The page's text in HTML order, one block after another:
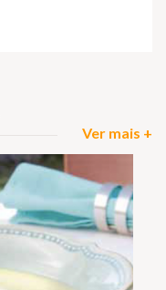
Ver mais +